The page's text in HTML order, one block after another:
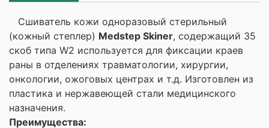
Сшиватель кожи одноразовый стерильный
(кожный степлер) Medstep Skiner, содержащий 35
скоб типа W2 используется для фиксации краев
раны в отделениях травматологии, хирургии,
онкологии, ожоговых центрах и т.д. Изготовлен из
пластика и нержавеющей стали медицинского
назначения.
Преимущества: